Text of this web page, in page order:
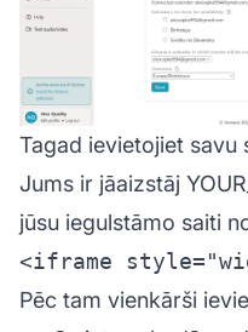
Tagad ievietojiet savu
Jums ir jāaizstāj
jūsu iegulstāmo saiti
Pēc tam vienkārši